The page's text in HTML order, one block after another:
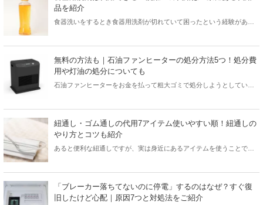
品を紹介
食器洗いをするとき食器用洗剤が切れていて困ったという経験がある
のでしょうか？この記事では食器用洗剤の代用品と食器用洗剤の代用
品を使う上での注意点、食器用洗剤を洗濯に代用する方法も紹介しま
す。この記事を参考に食器用洗剤の代用品を確認しましょう。
無料の方法も｜石油ファンヒーターの処分方法5つ！処分費
用や灯油の処分についても
石油ファンヒーターをお金を払って粗大ゴミで処分しようとしていま
えられる可能性のある処分方法もあるのでとってもお得です。粗大ゴ
ミなどの有料処分の場合、処分費用や処分価格がどのくらいかも調査
しています。お持ちの石油ファンヒーターのメーカーや状態に合わせ
て、最もお得に処分できる方法を見つけましょう。
紐通し・ゴム通しの代用7アイテム使いやすい順！紐通しの
やり方とコツも紹介
あると便利な紐通しですが、実は身近にあるアイテムを使うことで代
紐通しまで盛りだくさんに紹介します。
「ブレーカー落ちてないのに停電」するのはなぜ？すぐ復
旧したけど心配｜原因7つと対処法をご紹介